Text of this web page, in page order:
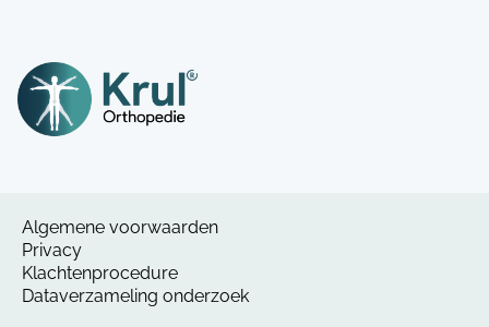
Algemene voorwaarden
Privacy
Klachtenprocedure
Dataverzameling onderzoek